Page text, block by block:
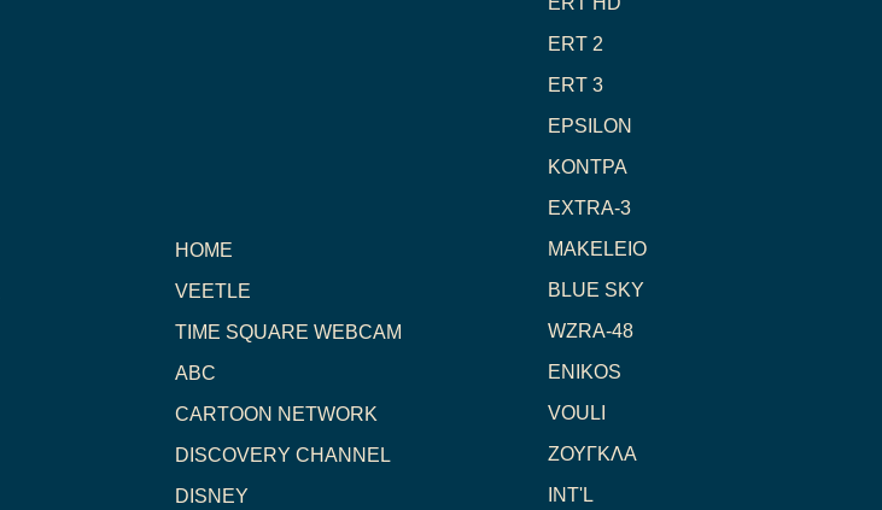
ERT 2
ERT 3
EPSILON
ΚΟΝΤΡΑ
EXTRA-3
MAKELEIO
BLUE SKY
WZRA-48
ENIKOS
VOULI
ΖΟΥΓΚΛΑ
INT'L
HOME
VEETLE
TIME SQUARE WEBCAM
ABC
CARTOON NETWORK
DISCOVERY CHANNEL
DISNEY